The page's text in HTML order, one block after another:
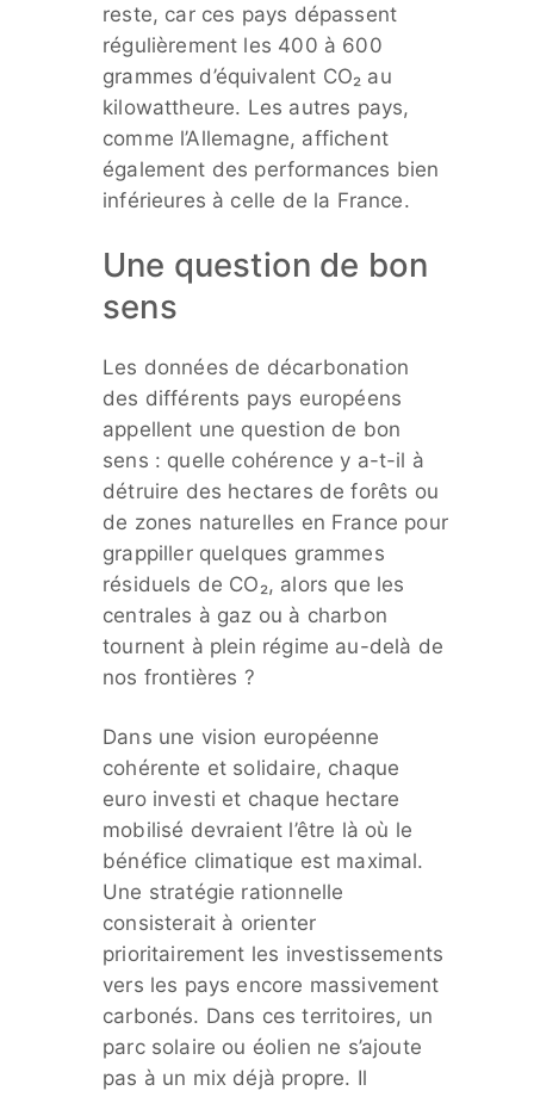
reste, car ces pays dépassent
régulièrement les 400 à 600
grammes d’équivalent CO₂ au
kilowattheure. Les autres pays,
comme l’Allemagne, affichent
également des performances bien
inférieures à celle de la France.
Une question de bon
sens
Les données de décarbonation
des différents pays européens
appellent une question de bon
sens : quelle cohérence y a-t-il à
détruire des hectares de forêts ou
de zones naturelles en France pour
grappiller quelques grammes
résiduels de CO₂, alors que les
centrales à gaz ou à charbon
tournent à plein régime au-delà de
nos frontières ?
Dans une vision européenne
cohérente et solidaire, chaque
euro investi et chaque hectare
mobilisé devraient l’être là où le
bénéfice climatique est maximal.
Une stratégie rationnelle
consisterait à orienter
prioritairement les investissements
vers les pays encore massivement
carbonés. Dans ces territoires, un
parc solaire ou éolien ne s’ajoute
pas à un mix déjà propre. Il